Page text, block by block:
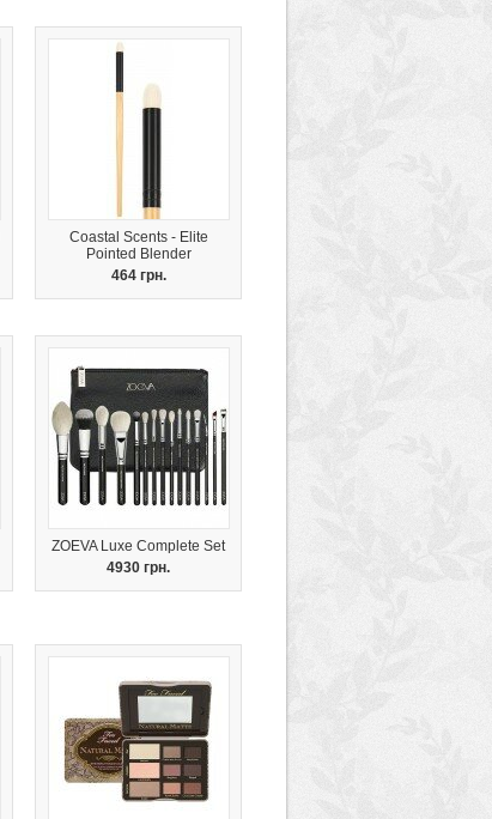
Coastal Scents - Elite
Pointed Blender
464 грн.
ZOEVA Luxe Complete Set
4930 грн.